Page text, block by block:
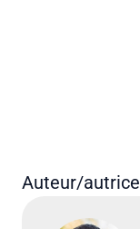
Auteur/autrice